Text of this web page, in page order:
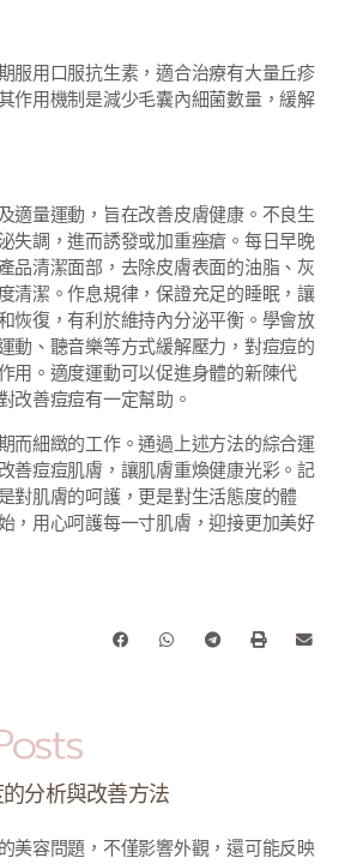
服用口服抗生素，適合治療有大量丘疹
作用機制是減少毛囊內細菌數量，緩解
適量運動，旨在改善皮膚健康。不良生
失調，進而誘發或加重痤瘡。每日早晚
品清潔面部，去除皮膚表面的油脂、灰
清潔。作息規律，保證充足的睡眠，讓
恢復，有利於維持內分泌平衡。學會放
動、聽音樂等方式緩解壓力，對痘痘的
用。適度運動可以促進身體的新陳代
改善痘痘有一定幫助。
而細緻的工作。通過上述方法的綜合運
善痘痘肌膚，讓肌膚重煥健康光彩。記
對肌膚的呵護，更是對生活態度的體
，用心呵護每一寸肌膚，迎接更加美好
分析與改善方法
美容問題，不僅影響外觀，還可能反映